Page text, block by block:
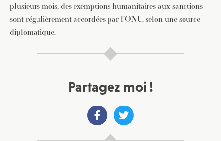
plusieurs mois, des exemptions humanitaires aux sanctions
sont régulièrement accordées par l’ONU, selon une source
diplomatique.
Partagez moi !